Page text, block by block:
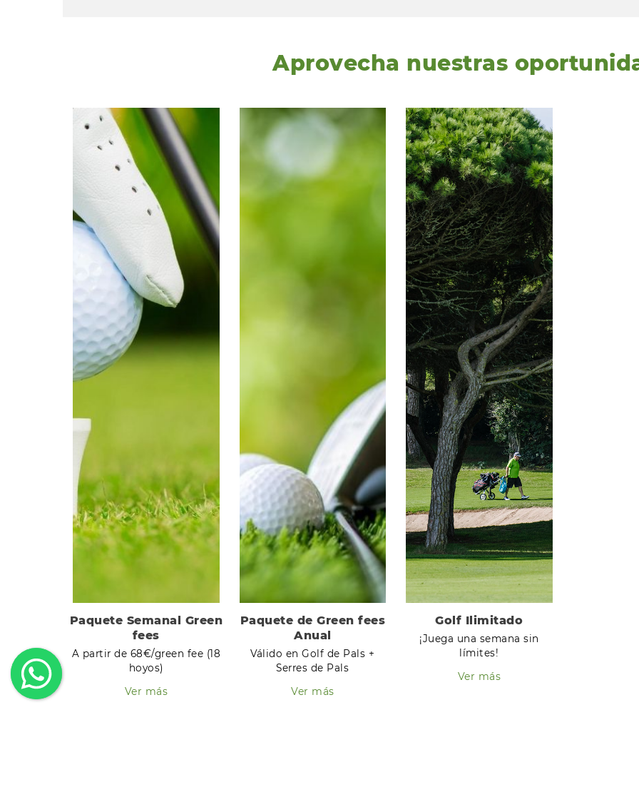
Aprovecha nuestras
Paquete Semanal Green
fees
A partir de 68€/green fee (18
hoyos)
Ver más
Paquete de Green fees
Anual
Válido en Golf de Pals +
Serres de Pals
Ver más
Golf Ilimitado
¡Juega una semana sin
límites!
Ver más